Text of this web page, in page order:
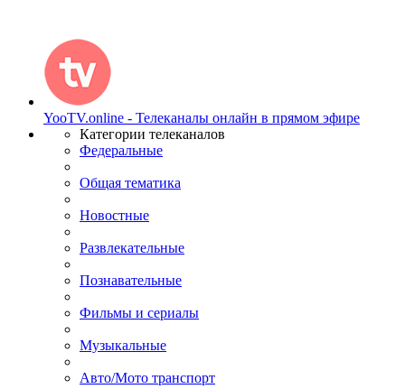
YooTV.online - Телеканалы онлайн в прямом эфире
Категории телеканалов
Федеральные
Общая тематика
Новостные
Развлекательные
Познавательные
Фильмы и сериалы
Музыкальные
Авто/Мото транспорт